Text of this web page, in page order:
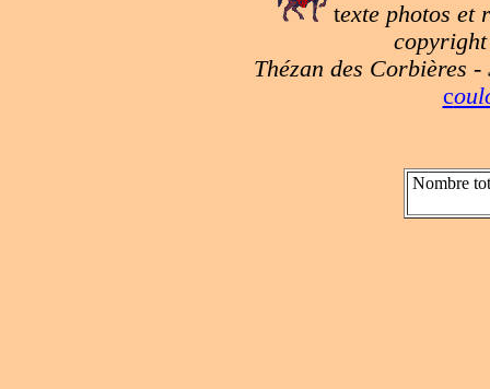
texte photos
Thézan des Corbières
c
Nombre